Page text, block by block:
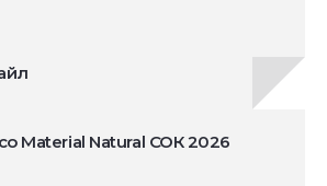
Material Natural СОК 2026